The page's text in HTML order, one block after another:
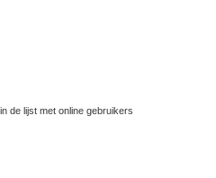
de lijst met online gebruikers